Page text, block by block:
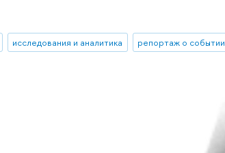
исследования и аналитика репортаж о событии